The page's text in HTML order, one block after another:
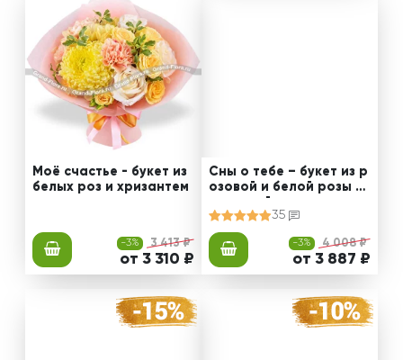
Моё счастье - букет из
белых роз и хризантем
-3% 3 413 ₽
от 3 310 ₽
Сны о тебе – букет из р
озовой и белой розы с
35
-3% 4 008 ₽
от 3 887 ₽